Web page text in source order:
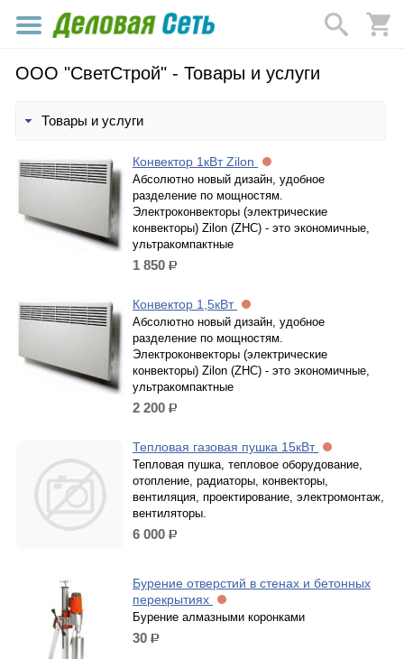
ООО "СветСтрой" - Товары и услуги
Товары и услуги
Конвектор 1кВт Zilon
Абсолютно новый дизайн, удобное
разделение по мощностям.
Электроконвекторы (электрические
конвекторы) Zilon (ZHC) - это экономичные,
ультракомпактные
1 850 р.
Конвектор 1,5кВт
Абсолютно новый дизайн, удобное
разделение по мощностям.
Электроконвекторы (электрические
конвекторы) Zilon (ZHC) - это экономичные,
ультракомпактные
2 200 р.
Тепловая газовая пушка 15кВт
Тепловая пушка, тепловое оборудование,
отопление, радиаторы, конвекторы,
вентиляция, проектирование, электромонтаж,
вентиляторы.
6 000 р.
Бурение отверстий в стенах и бетонных
перекрытиях
Бурение алмазными коронками
30 р.